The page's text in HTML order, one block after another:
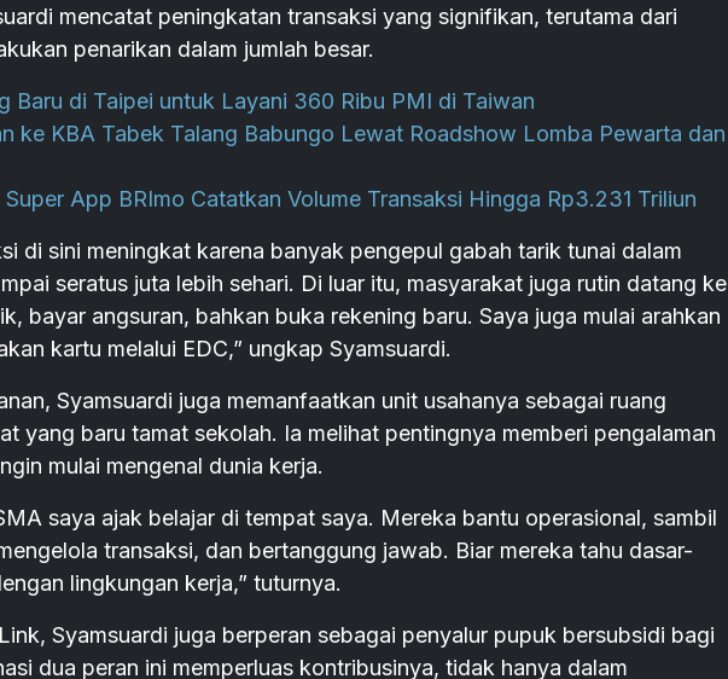
mencatat peningkatan transaksi yang signifikan, terutama dari
penarikan dalam jumlah besar.
Baru di Taipei untuk Layani 360 Ribu PMI di Taiwan
ke KBA Tabek Talang Babungo Lewat Roadshow Lomba Pewarta dan
App BRImo Catatkan Volume Transaksi Hingga Rp3.231 Triliun
di sini meningkat karena banyak pengepul gabah tarik tunai dalam
seratus juta lebih sehari. Di luar itu, masyarakat juga rutin datang ke
bayar angsuran, bahkan buka rekening baru. Saya juga mulai arahkan
kartu melalui EDC,” ungkap Syamsuardi.
Syamsuardi juga memanfaatkan unit usahanya sebagai ruang
yang baru tamat sekolah. Ia melihat pentingnya memberi pengalaman
mulai mengenal dunia kerja.
saya ajak belajar di tempat saya. Mereka bantu operasional, sambil
transaksi, dan bertanggung jawab. Biar mereka tahu dasar-
lingkungan kerja,” tuturnya.
Syamsuardi juga berperan sebagai penyalur pupuk bersubsidi bagi
dua peran ini memperluas kontribusinya, tidak hanya dalam